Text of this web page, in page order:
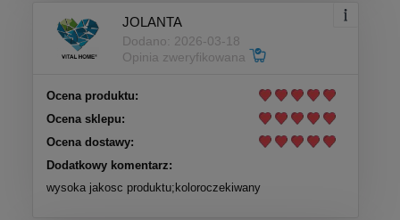
JOLANTA
Dodano: 2026-03-18
Opinia zweryfikowana
Ocena produktu:
Ocena sklepu:
Ocena dostawy:
Dodatkowy komentarz:
wysoka jakosc produktu;koloroczekiwany